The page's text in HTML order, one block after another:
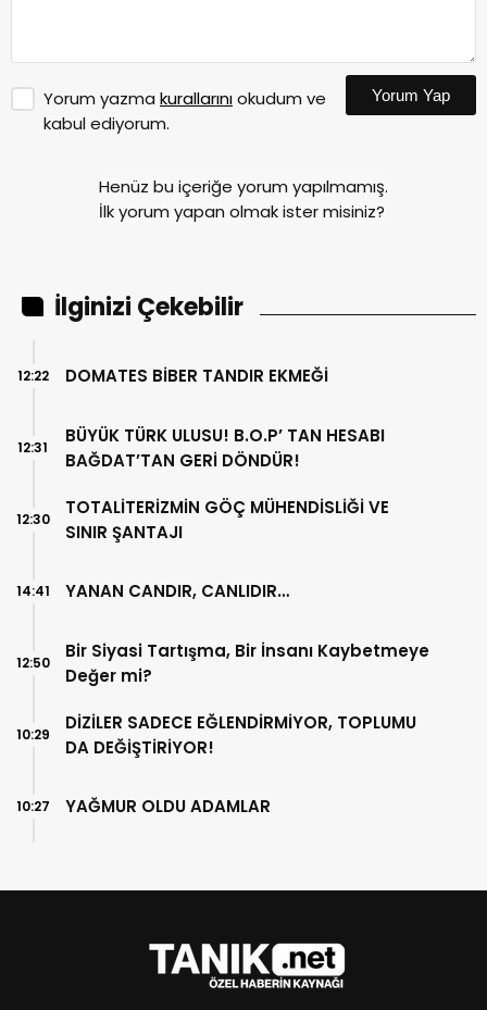
Yorum yazma kurallarınıokudum ve
kabul ediyorum.
Yorum Yap
Henüz bu içeriğe yorum yapılmamış.
İlk yorum yapan olmak ister misiniz?
İlginizi Çekebilir
DOMATES BİBER TANDIR EKMEĞİ
12:22
BÜYÜK TÜRK ULUSU! B.O.P’ TAN HESABI
BAĞDAT’TAN GERİ DÖNDÜR!
12:31
TOTALİTERİZMİN GÖÇ MÜHENDİSLİĞİ VE
SINIR ŞANTAJI
12:30
YANAN CANDIR, CANLIDIR…
14:41
Bir Siyasi Tartışma, Bir İnsanı Kaybetmeye
Değer mi?
12:50
DİZİLER SADECE EĞLENDİRMİYOR, TOPLUMU
DA DEĞİŞTİRİYOR!
10:29
YAĞMUR OLDU ADAMLAR
10:27